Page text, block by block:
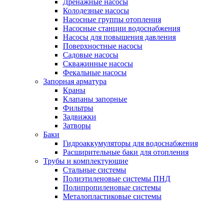
Дренажные насосы
Колодезные насосы
Насосные группы отопления
Насосные станции водоснабжения
Насосы для повышения давления
Поверхностные насосы
Садовые насосы
Скважинные насосы
Фекальные насосы
Запорная арматура
Краны
Клапаны запорные
Фильтры
Задвижки
Затворы
Баки
Гидроаккумуляторы для водоснабжения
Расширительные баки для отопления
Трубы и комплектующие
Стальные системы
Полиэтиленовые системы ПНД
Полипропиленовые системы
Металопластиковые системы